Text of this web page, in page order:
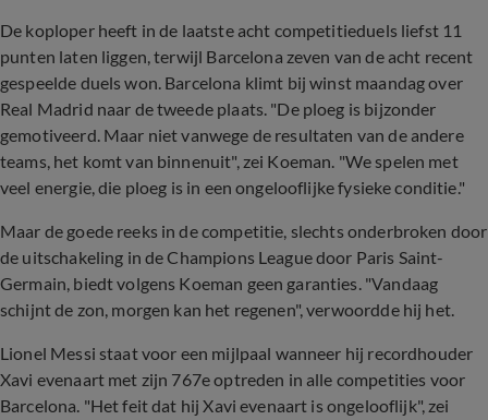
De koploper heeft in de laatste acht competitieduels liefst 11
punten laten liggen, terwijl Barcelona zeven van de acht recent
gespeelde duels won. Barcelona klimt bij winst maandag over
Real Madrid naar de tweede plaats. "De ploeg is bijzonder
gemotiveerd. Maar niet vanwege de resultaten van de andere
teams, het komt van binnenuit", zei Koeman. "We spelen met
veel energie, die ploeg is in een ongelooflijke fysieke conditie."
Maar de goede reeks in de competitie, slechts onderbroken door
de uitschakeling in de Champions League door Paris Saint-
Germain, biedt volgens Koeman geen garanties. "Vandaag
schijnt de zon, morgen kan het regenen", verwoordde hij het.
Lionel Messi staat voor een mijlpaal wanneer hij recordhouder
Xavi evenaart met zijn 767e optreden in alle competities voor
Barcelona. "Het feit dat hij Xavi evenaart is ongelooflijk", zei